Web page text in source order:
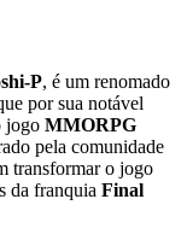
P, é um renomado
por sua notável
jogo MMORPG
pela comunidade
transformar o jogo
da franquia Final